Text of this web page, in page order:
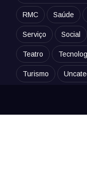
RMC Saúde
Serviço Social
Teatro
Turismo